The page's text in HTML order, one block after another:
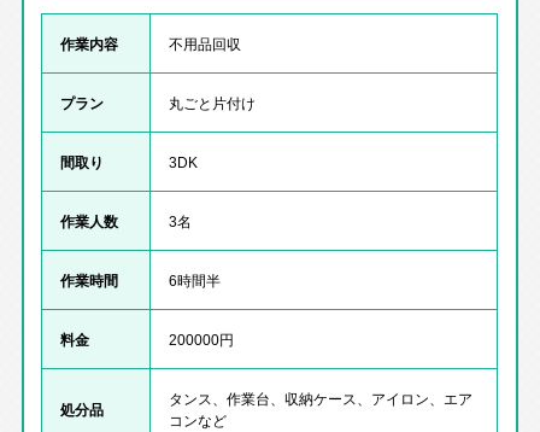
作業内容 不用品回収
プラン 丸ごと片付け
間取り 3DK
作業人数 3名
作業時間 6時間半
料金 200000円
処分品
タンス、作業台、収納ケース、アイロン、エア
コンなど